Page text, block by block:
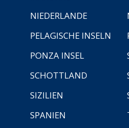
NIEDERLANDE
PELAGISCHE INSELN
PONZA INSEL
SCHOTTLAND
SIZILIEN
SPANIEN